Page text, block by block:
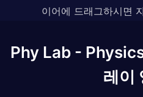
이어에 드래그하시면
Phy Lab -
레이